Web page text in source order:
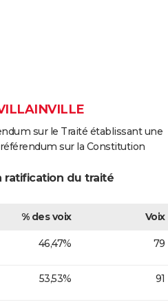
sur le Traité établissant une
sur la Constitution
ratification du traité
% des voix
Voix
46,47% 79
53,53% 91